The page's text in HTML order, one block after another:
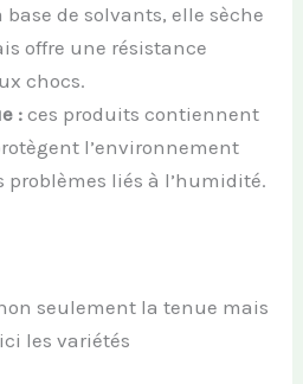
base de solvants, elle sèche
offre une résistance
chocs.
:ces produits contiennent
l’environnement
liés à l’humidité.
seulement la tenue mais
les variétés